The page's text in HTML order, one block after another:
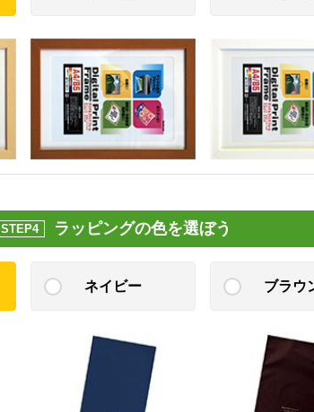
STEP4 ラッピングの色を選ぼう
ネイビー ブラウ